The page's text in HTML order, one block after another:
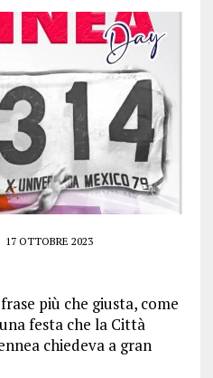
17 OTTOBRE 2023
più che giusta, come
festa che la Città
chiedeva a gran